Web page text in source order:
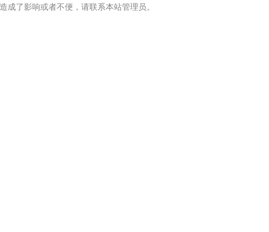
成了影响或者不便，请联系本站管理员。